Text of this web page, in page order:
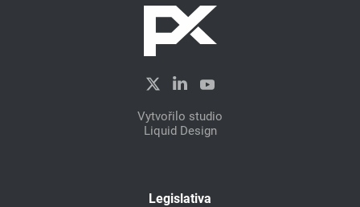
Vytvořilo studio
Liquid Design
Legislativa